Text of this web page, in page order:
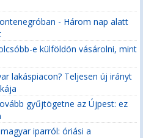
- Három nap alatt
e külföldön vásárolni, mint
lakáspiacon? Teljesen új irányt
gyűjtögetne az Újpest: ez
iparról: óriási a